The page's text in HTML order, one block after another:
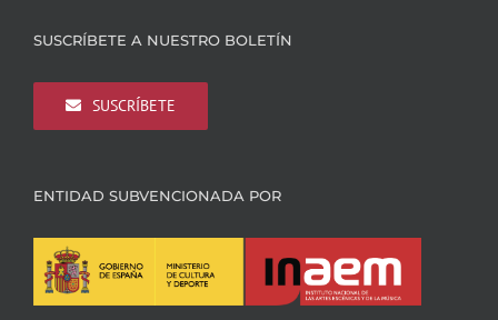
SUSCRÍBETE A NUESTRO BOLETÍN
SUSCRÍBETE
ENTIDAD SUBVENCIONADA POR